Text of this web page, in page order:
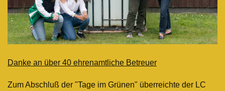
Danke an über 40 ehrenamtliche Betreuer
Zum Abschluß der "Tage im Grünen" überreichte der LC